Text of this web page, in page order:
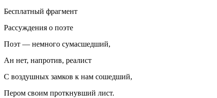
Бесплатный фрагмент
Рассуждения о поэте
Поэт — немного сумасшедший,
Ан нет, напротив, реалист
С воздушных замков к нам сошедший,
Пером своим проткнувший лист.